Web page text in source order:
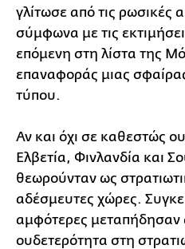
γλίτωσε από τις ρωσικές
σύμφωνα με τις
επόμενη στη λίστα της
επαναφοράς μιας
τύπου.
Αν και όχι σε καθεστώς
Ελβετία, Φινλανδία και
θεωρούνταν ως
αδέσμευτες χώρες.
αμφότερες μεταπήδησαν
ουδετερότητα στη